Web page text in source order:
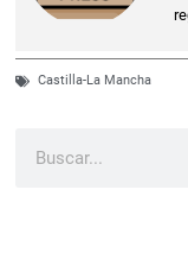
Castilla-La Mancha